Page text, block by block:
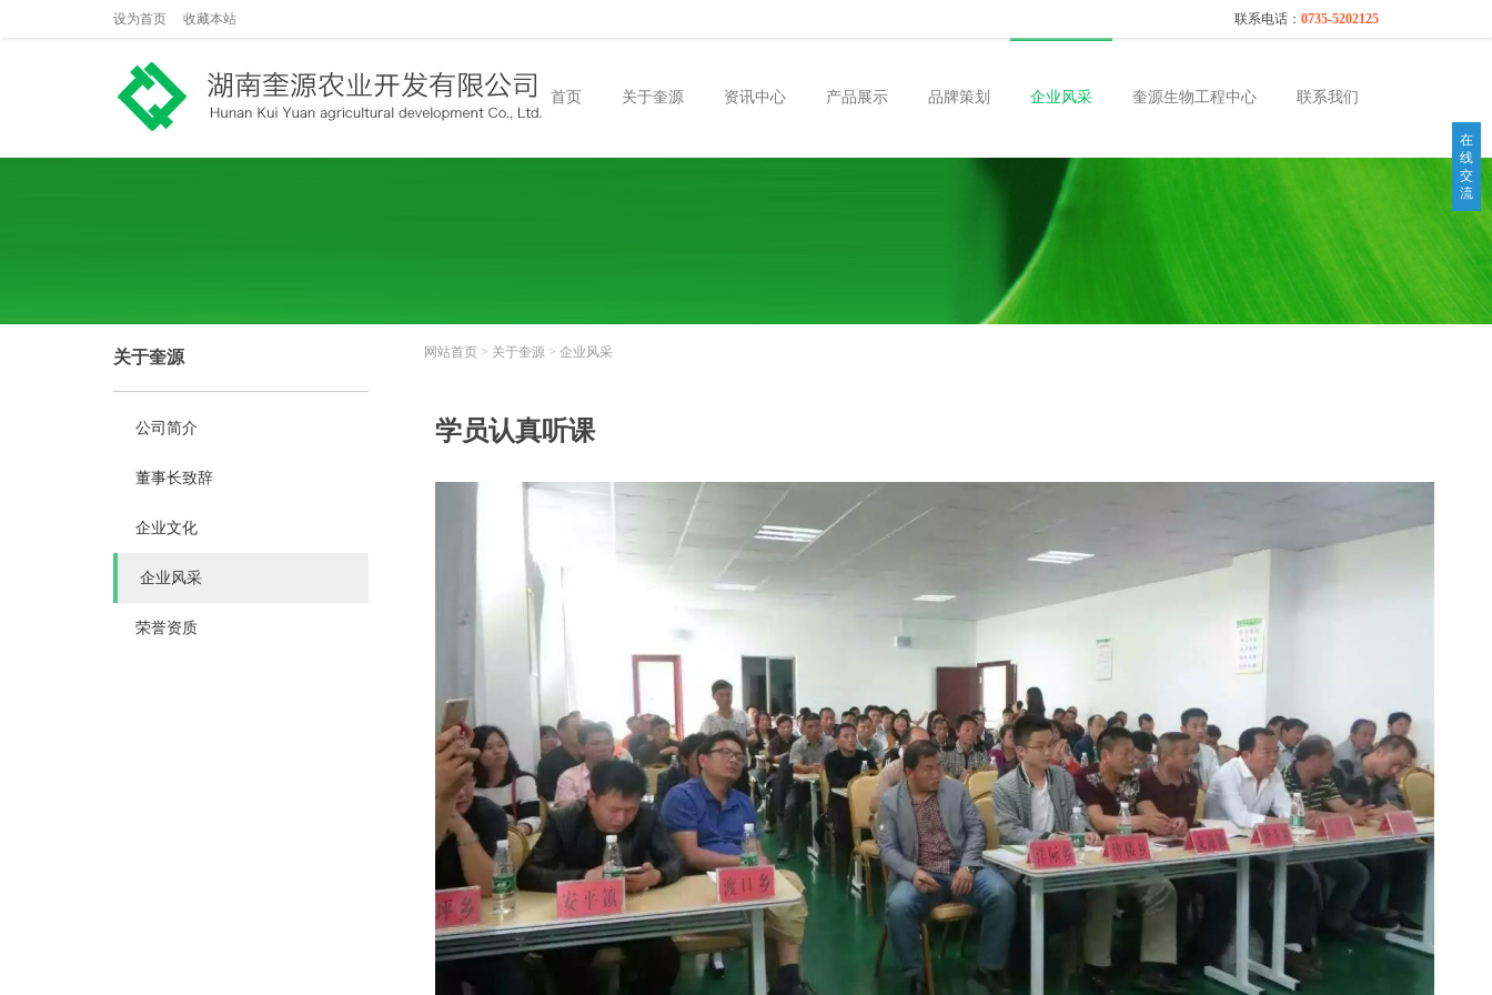
设为首页 收藏本站 联系电话： 0735-5202125
首页 关于奎源 资讯中心 产品展示 品牌策划 企业风采 奎源生物工程中心 联系我们
网站首页 > 关于奎源 > 企业风采
关于奎源
公司简介
董事长致辞
企业文化
企业风采
荣誉资质
学员认真听课
在
线
交
流